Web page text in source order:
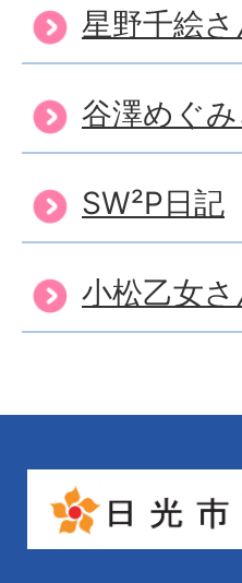
星野千絵
谷澤めぐ
SW²P日記
小松乙女